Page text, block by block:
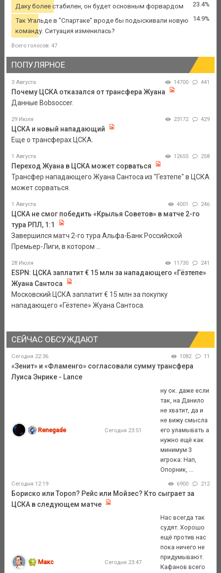
Даку более стабилен, он будет основным форвардом 23.4%
Так Угальде в "Спартаке" вроде бы подыскивали новую
команду. Ситуация изменилась?
14.9%
Всего голосов: 47
ПОПУЛЯРНОЕ
3 Августа 14700 441
Почему ЦСКА отказался от трансфера Жуана
Данные Bobsoccer.
29 Июля 23172 429
ЦСКА и новый нападающий
Еще о трансферах ЦСКА.
1 Августа 12655 258
Переход Жуана в ЦСКА может сорваться
Трансфер нападающего Жуана Сантоса из "Гезтепе" в ЦСКА
может сорваться.
1 Августа 4001 246
ЦСКА не смог победить «Крылья Советов» в матче 2-го
тура РПЛ, 1:1
Завершился матч 2-го тура Альфа-Банк Российской
Премьер-Лиги, в котором ...
28 Июля 11730 241
ESPN: ЦСКА заплатит € 15 млн за нападающего «Гёзтепе»
Жуана Сантоса
Московский ЦСКА заплатит € 15 млн за покупку
нападающего «Гёзтепе» Жуана Сантоса.
СЕЙЧАС ОБСУЖДАЮТ
Сегодня 22:36 1082 11
«Зенит» и «Фламенго» согласовали сумму трансфера
Луиса Энрике - Lance
Renegade Сегодня 23:51
ну ок. даже если
так, на Данило
не хватит, да и
не вижу смысла
его уламывать а
нужно ещё как
минимум 3
игрока: Нап,
Опорник, ...
Сегодня 12:19 6900 212
Бориско или Тороп? Рейс или Мойзес? Кто сыграет за
ЦСКА в следующем матче
Макс Сегодня 23:47
Нас всегда так
судят. Хорошо
ещё против нас
пока ничего не
придумывают.
Кафанов всего